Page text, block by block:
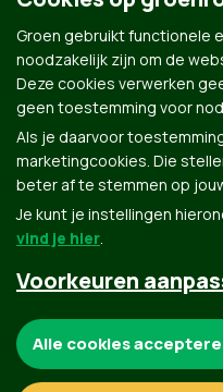
Groen.be
Contact
Groen gebruikt functionele
noodzakelijk zijn om de
Deze cookies verwerken
geen toestemming voor
Als je daarvoor
marketingcookies. Die
beter af te stemmen op
Je kunt je instellingen
vind je hier.
Voorkeuren
Alle cookies